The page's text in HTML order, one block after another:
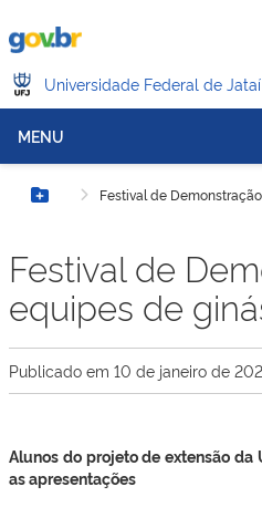
Universidade Federal de Jataí
MENU
Botão Menu
Festival de
Festival de
equipes de
Publicado em 10 de janeiro de
Alunos do projeto de extensão
as apresentações